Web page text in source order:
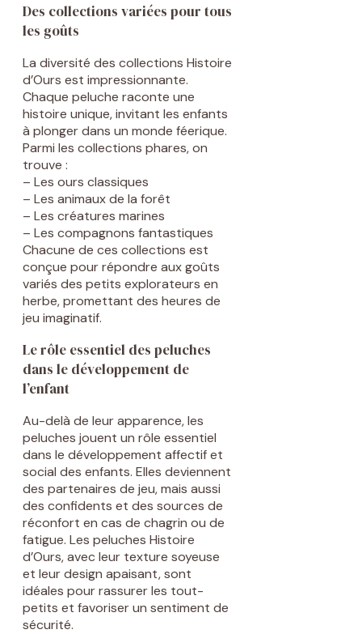
Des collections variées pour tous
les goûts
La diversité des collections Histoire
d’Ours est impressionnante.
Chaque peluche raconte une
histoire unique, invitant les enfants
à plonger dans un monde féerique.
Parmi les collections phares, on
trouve :
– Les ours classiques
– Les animaux de la forêt
– Les créatures marines
– Les compagnons fantastiques
Chacune de ces collections est
conçue pour répondre aux goûts
variés des petits explorateurs en
herbe, promettant des heures de
jeu imaginatif.
Le rôle essentiel des peluches
dans le développement de
l’enfant
Au-delà de leur apparence, les
peluches jouent un rôle essentiel
dans le développement affectif et
social des enfants. Elles deviennent
des partenaires de jeu, mais aussi
des confidents et des sources de
réconfort en cas de chagrin ou de
fatigue. Les peluches Histoire
d’Ours, avec leur texture soyeuse
et leur design apaisant, sont
idéales pour rassurer les tout-
petits et favoriser un sentiment de
sécurité.